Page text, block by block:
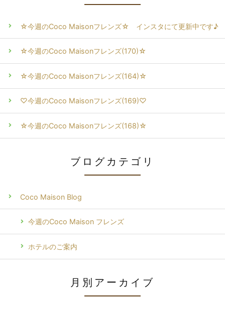
☆今週のCoco Maisonフレンズ☆ インスタにて更新中です♪
☆今週のCoco Maisonフレンズ(170)☆
☆今週のCoco Maisonフレンズ(164)☆
♡今週のCoco Maisonフレンズ(169)♡
☆今週のCoco Maisonフレンズ(168)☆
ブログカテゴリ
Coco Maison Blog
今週のCoco Maison フレンズ
ホテルのご案内
月別アーカイブ